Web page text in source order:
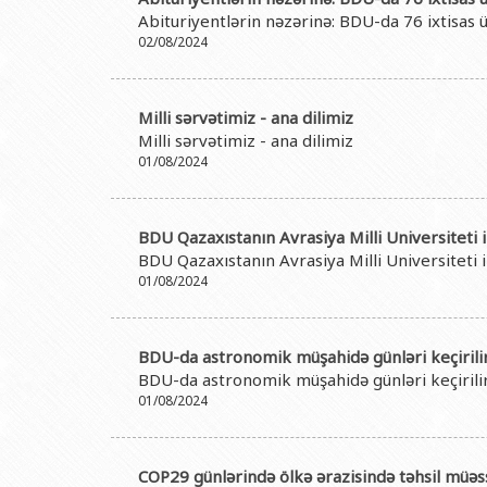
Rektorlarımız
BDU-nun məzunları
Fəxri doktorlarımız
BDU-da təhsil
BDU-da tədris olunan ixtisaslar
Humanitar
Sənədlər və
Maliyyə və təminat
Keyfiyyətin
Mədəniyyət-
İdman-sağlamlıq
Abituriyentlərin nəzərinə: BDU-da 76 ixtisas
02/08/2024
Milli sərvətimiz - ana dilimiz
Milli sərvətimiz - ana dilimiz
01/08/2024
BDU Qazaxıstanın Avrasiya Milli
BDU Qazaxıstanın Avrasiya Milli
01/08/2024
BDU-da astronomik müşahidə günləri
BDU-da astronomik müşahidə günləri
01/08/2024
COP29 günlərində ölkə ərazisində təhsil